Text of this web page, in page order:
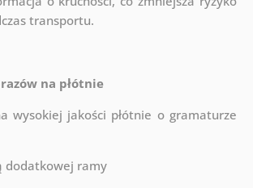
transportu.
na płótnie
wysokiej jakości płótnie o gramaturze
dodatkowej ramy